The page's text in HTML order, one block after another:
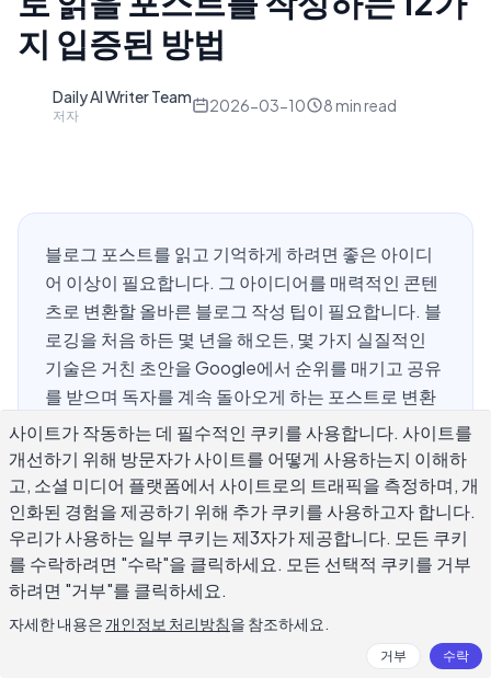
지 입증된 방법
Daily AI Writer Team
저자
2026-03-10 8 min read
블로그 포스트를 읽고 기억하게 하려면 좋은 아이디
어 이상이 필요합니다. 그 아이디어를 매력적인 콘텐
츠로 변환할 올바른 블로그 작성 팁이 필요합니다. 블
로깅을 처음 하든 몇 년을 해오든, 몇 가지 실질적인
기술은 거친 초안을 Google에서 순위를 매기고 공유
를 받으며 독자를 계속 돌아오게 하는 포스트로 변환
할 수 있습니다. 이 가이드는 구조, 명확성, 독자 참여
에 중점을 두는 12가지 블로그 작성 팁을 다룹니다—
잊혀지기 쉬운 포스트와 시간이 지남에 따라 실제 청
중을 구축하는 포스트를 구별하는 요소입니다.
강력한 블로그 포스트 구조란 무엇인가?
대부분의 독자는 읽기 전에 스캔합니다. 명확한 구조는 그 기
사이트가 작동하는 데 필수적인 쿠키를 사용합니다. 사이트를
개선하기 위해 방문자가 사이트를 어떻게 사용하는지 이해하
고, 소셜 미디어 플랫폼에서 사이트로의 트래픽을 측정하며, 개
인화된 경험을 제공하기 위해 추가 쿠키를 사용하고자 합니다.
우리가 사용하는 일부 쿠키는 제3자가 제공합니다. 모든 쿠키
를 수락하려면 "수락"을 클릭하세요. 모든 선택적 쿠키를 거부
하려면 "거부"를 클릭하세요.
자세한 내용은 개인정보 처리방침을 참조하세요.
거부 수락